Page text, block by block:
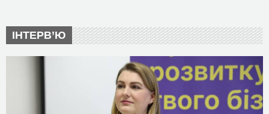
ІНТЕРВ’Ю